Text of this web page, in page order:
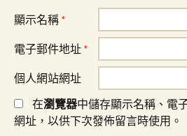
顯示名稱 *
電子郵件地址 *
個人網站網址
在瀏覽器中儲存顯示名稱、電
網址，以供下次發佈留言時使用。